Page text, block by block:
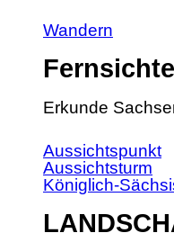
Wandern
Erkunde
Aussichtspunkt
Aussichtsturm
Königlich-